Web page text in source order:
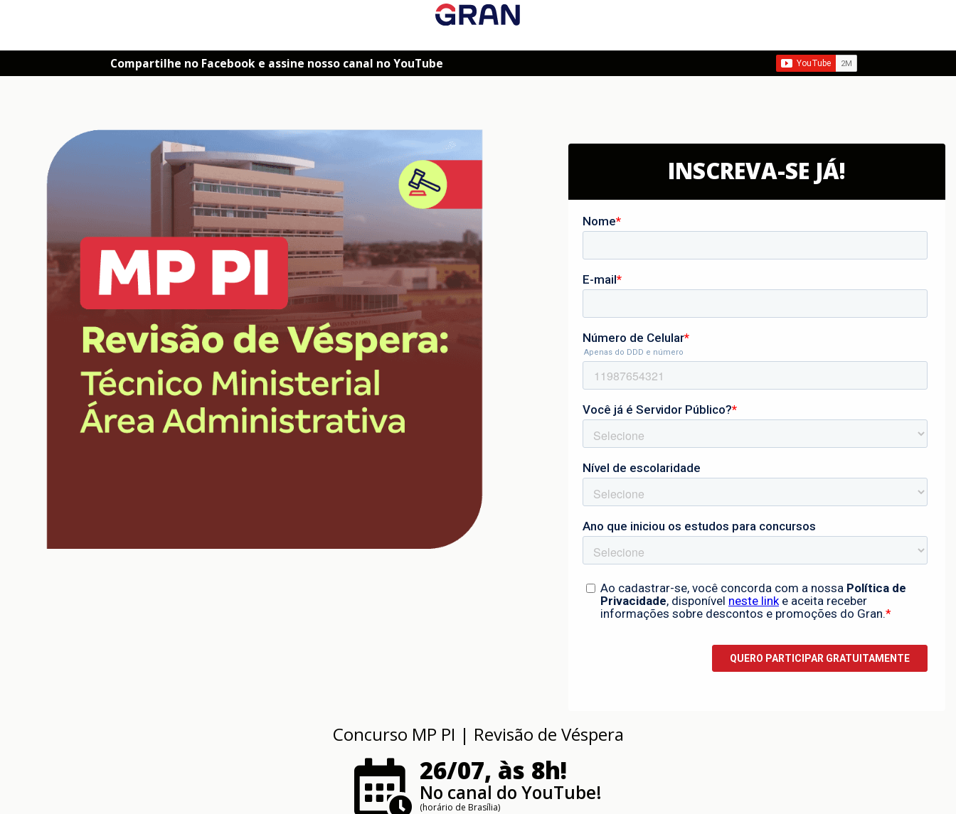
Compartilhe no Facebook e assine nosso canal no YouTube
INSCREVA-SE JÁ!
Concurso MP PI | Revisão de Véspera
26/07, às 8h!
No canal do YouTube!
(horário de Brasília)